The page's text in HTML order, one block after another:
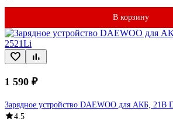
В корзину
1 590 ₽
Зарядное устройство DAEWOO для АКБ, 21В
4.5